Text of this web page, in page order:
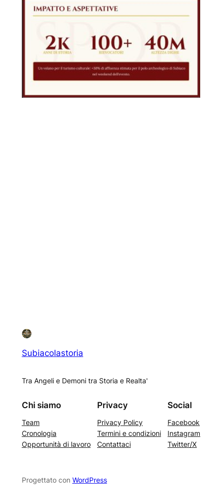
Subiacolastoria
Tra Angeli e Demoni tra Storia e Realta'
Chi siamo
Team
Cronologia
Opportunità di lavoro
Privacy
Privacy Policy
Termini e condizioni
Contattaci
Social
Facebook
Instagram
Twitter/X
Progettato con WordPress